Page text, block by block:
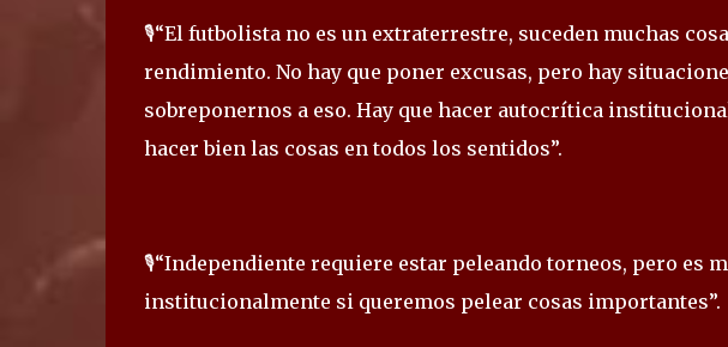
🎙️“El futbolista no es un extraterrestre, suceden muchas
rendimiento. No hay que poner excusas, pero hay
sobreponernos a eso. Hay que hacer autocrítica
hacer bien las cosas en todos los sentidos”.
🎙️“Independiente requiere estar peleando torneos, pero es
institucionalmente si queremos pelear cosas importantes”.